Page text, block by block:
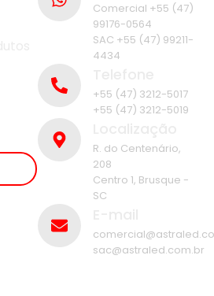
Comercial +55 (47)
99176-0564
SAC +55 (47) 99211-
4434
+55 (47) 3212-5017
+55 (47) 3212-5019
R. do Centenário,
208
Centro 1, Brusque -
SC
sac@astraled.com.br